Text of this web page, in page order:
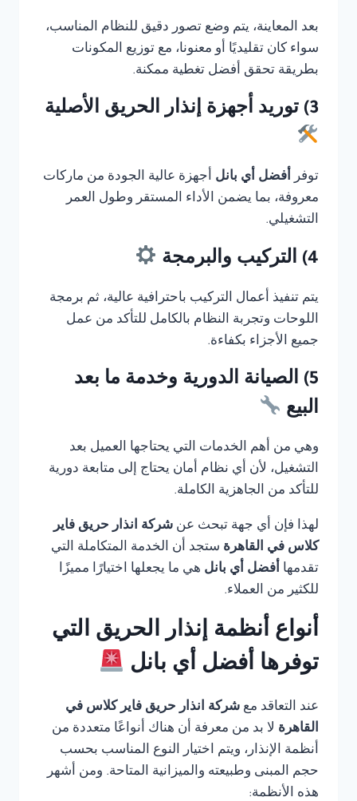
بعد المعاينة، يتم وضع تصور دقيق للنظام المناسب،
سواء كان تقليديًا أو معنونا، مع توزيع المكونات
بطريقة تحقق أفضل تغطية ممكنة.
3) توريد أجهزة إنذار الحريق الأصلية
توفر أفضل أي بانل أجهزة عالية الجودة من ماركات
معروفة، بما يضمن الأداء المستقر وطول العمر
التشغيلي.
4) التركيب والبرمجة
يتم تنفيذ أعمال التركيب باحترافية عالية، ثم برمجة
اللوحات وتجربة النظام بالكامل للتأكد من عمل
جميع الأجزاء بكفاءة.
5) الصيانة الدورية وخدمة ما بعد
البيع
وهي من أهم الخدمات التي يحتاجها العميل بعد
التشغيل، لأن أي نظام أمان يحتاج إلى متابعة دورية
للتأكد من الجاهزية الكاملة.
لهذا فإن أي جهة تبحث عن شركة انذار حريق فاير
كلاس في القاهرة ستجد أن الخدمة المتكاملة التي
تقدمها أفضل أي بانل هي ما يجعلها اختيارًا مميزًا
للكثير من العملاء.
أنواع أنظمة إنذار الحريق التي
توفرها أفضل أي بانل
عند التعاقد مع شركة انذار حريق فاير كلاس في
القاهرة لا بد من معرفة أن هناك أنواعًا متعددة من
أنظمة الإنذار، ويتم اختيار النوع المناسب بحسب
حجم المبنى وطبيعته والميزانية المتاحة. ومن أشهر
هذه الأنظمة: